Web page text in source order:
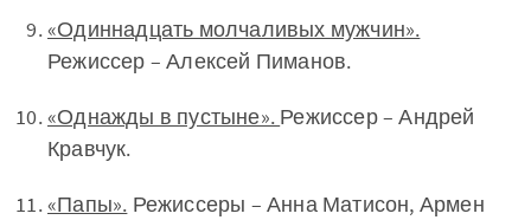
«Одиннадцать молчаливых мужчин».
Режиссер – Алексей Пиманов.
«Однажды в пустыне». Режиссер – Андрей
Кравчук.
«Папы». Режиссеры – Анна Матисон, Армен